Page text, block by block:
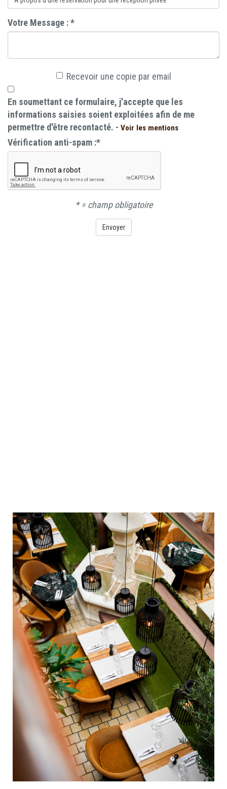
Votre Message :*
Recevoir une copie par email
En soumettant ce formulaire, j'accepte que les
informations saisies soient exploitées afin de me
permettre d'être recontacté. - Voir les mentions
Vérification anti-spam :*
*= champ obligatoire